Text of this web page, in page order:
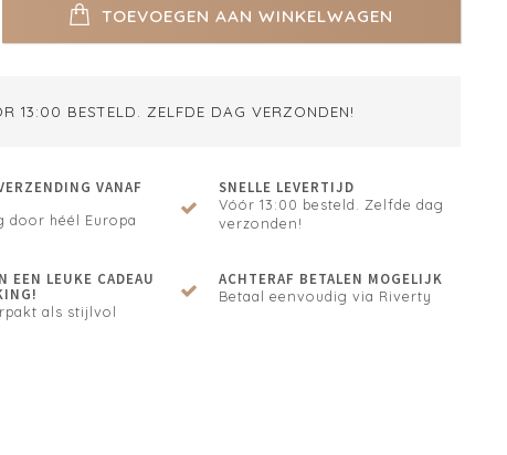
TOEVOEGEN AAN WINKELWAGEN
13:00 BESTELD. ZELFDE DAG VERZONDEN!
VANAF
door héél Europa
SNELLE LEVERTIJD
Vóór 13:00 besteld. Zelfde dag
verzonden!
EEN LEUKE CADEAU
als stijlvol
ACHTERAF BETALEN MOGELIJK
Betaal eenvoudig via Riverty